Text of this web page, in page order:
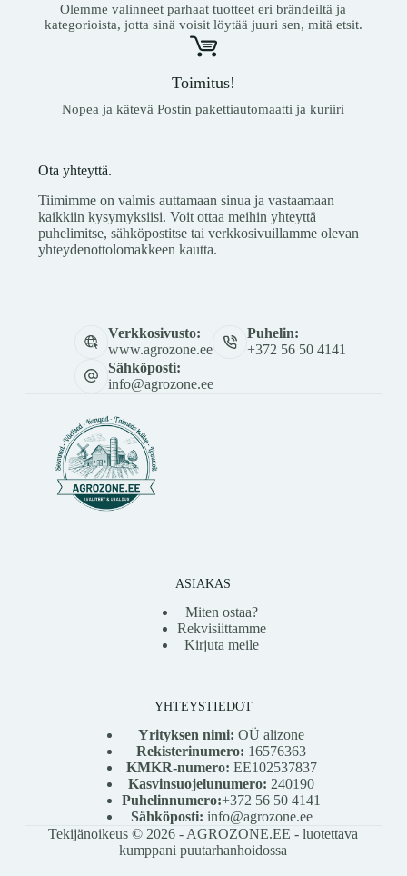
Olemme valinneet parhaat tuotteet eri brändeiltä ja
kategorioista, jotta sinä voisit löytää juuri sen, mitä etsit.
Toimitus!
Nopea ja kätevä Postin pakettiautomaatti ja kuriiri
Ota yhteyttä.
Tiimimme on valmis auttamaan sinua ja vastaamaan
kaikkiin kysymyksiisi. Voit ottaa meihin yhteyttä
puhelimitse, sähköpostitse tai verkkosivuillamme olevan
yhteydenottolomakkeen kautta.
Verkkosivusto:
www.agrozone.ee
Puhelin:
+372 56 50 4141
Sähköposti:
info@agrozone.ee
ASIAKAS
Miten ostaa?
Rekvisiittamme
Kirjuta meile
YHTEYSTIEDOT
Yrityksen nimi: OÜ alizone
Rekisterinumero: 16576363
KMKR-numero: EE102537837
Kasvinsuojelunumero: 240190
Puhelinnumero:+372 56 50 4141
Sähköposti: info@agrozone.ee
Tekijänoikeus © 2026 - AGROZONE.EE - luotettava
kumppani puutarhanhoidossa